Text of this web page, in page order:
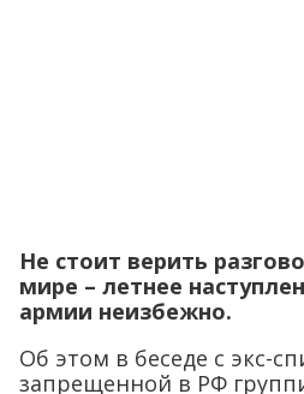
Не стоит верить
мире – летнее
армии неизбежно.
Об этом в беседе с экс-
запрещенной в РФ